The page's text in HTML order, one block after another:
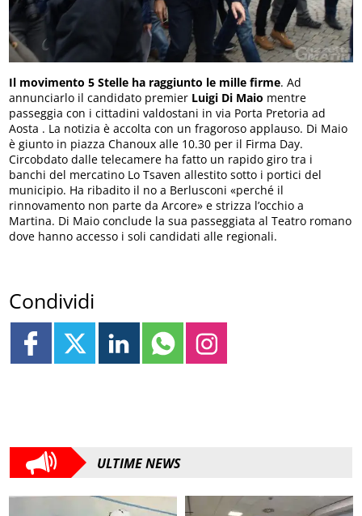
Il movimento 5 Stelle ha raggiunto le mille firme. Ad
annunciarlo il candidato premier Luigi Di Maio mentre
passeggia con i cittadini valdostani in via Porta Pretoria ad
Aosta . La notizia è accolta con un fragoroso applauso. Di Maio
è giunto in piazza Chanoux alle 10.30 per il Firma Day.
Circobdato dalle telecamere ha fatto un rapido giro tra i
banchi del mercatino Lo Tsaven allestito sotto i portici del
municipio. Ha ribadito il no a Berlusconi «perché il
rinnovamento non parte da Arcore» e strizza l’occhio a
Martina. Di Maio conclude la sua passeggiata al Teatro romano
dove hanno accesso i soli candidati alle regionali.
Condividi
ULTIME NEWS